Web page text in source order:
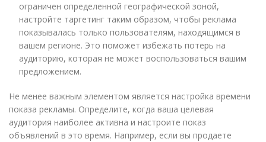
ограничен определенной географической зоной,
настройте таргетинг таким образом, чтобы реклама
показывалась только пользователям, находящимся в
вашем регионе. Это поможет избежать потерь на
аудиторию, которая не может воспользоваться вашим
предложением.
Не менее важным элементом является настройка времени
показа рекламы. Определите, когда ваша целевая
аудитория наиболее активна и настроите показ
объявлений в это время. Например, если вы продаете